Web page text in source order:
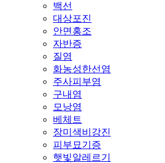
백선
대상포진
안면홍조
자반증
질염
화농성한선염
주사피부염
구내염
모낭염
베체트
장미색비강진
피부묘기증
햇빛알레르기